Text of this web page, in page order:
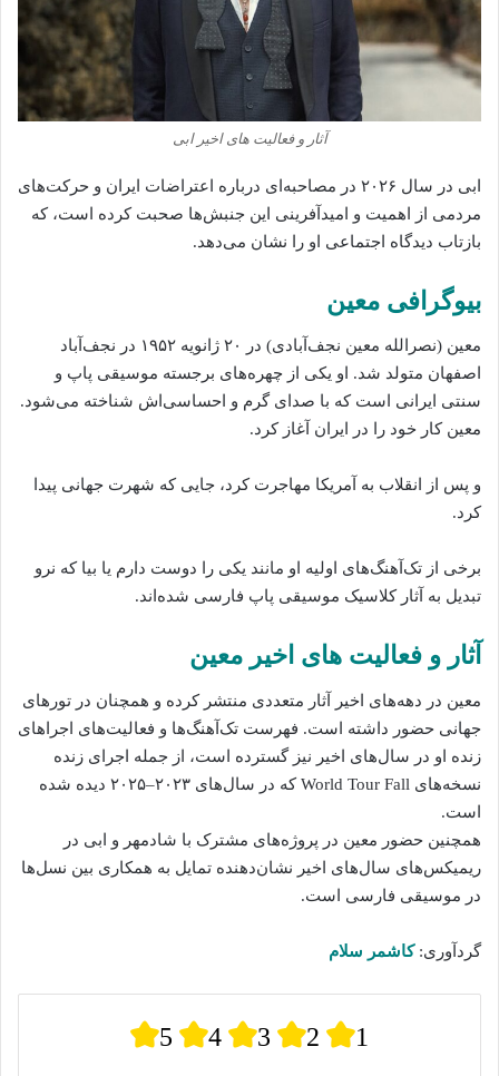
آثار و فعالیت‌ های اخیر ابی
ابی در سال ۲۰۲۶ در مصاحبه‌ای درباره اعتراضات ایران و حرکت‌های
مردمی از اهمیت و امیدآفرینی این جنبش‌ها صحبت کرده است، که
بازتاب دیدگاه اجتماعی او را نشان می‌دهد.
بیوگرافی معین
معین (نصرالله معین نجف‌آبادی) در ۲۰ ژانویه ۱۹۵۲ در نجف‌آباد
اصفهان متولد شد. او یکی از چهره‌های برجسته موسیقی پاپ و
سنتی ایرانی است که با صدای گرم و احساسی‌اش شناخته می‌شود.
معین کار خود را در ایران آغاز کرد.
و پس از انقلاب به آمریکا مهاجرت کرد، جایی که شهرت جهانی پیدا
کرد.
برخی از تک‌آهنگ‌های اولیه او مانند یکی را دوست دارم یا بیا که نرو
تبدیل به آثار کلاسیک موسیقی پاپ فارسی شده‌اند.
آثار و فعالیت‌ های اخیر معین
معین در دهه‌های اخیر آثار متعددی منتشر کرده و همچنان در تورهای
جهانی حضور داشته است. فهرست تک‌آهنگ‌ها و فعالیت‌های اجراهای
زنده او در سال‌های اخیر نیز گسترده است، از جمله اجرای زنده
نسخه‌های World Tour Fall که در سال‌های ۲۰۲۳–۲۰۲۵ دیده شده
است.
همچنین حضور معین در پروژه‌های مشترک با شادمهر و ابی در
ریمیکس‌های سال‌های اخیر نشان‌دهنده تمایل به همکاری بین نسل‌ها
در موسیقی فارسی است.
گردآوری:کاشمر سلام
5 4 3 2 1